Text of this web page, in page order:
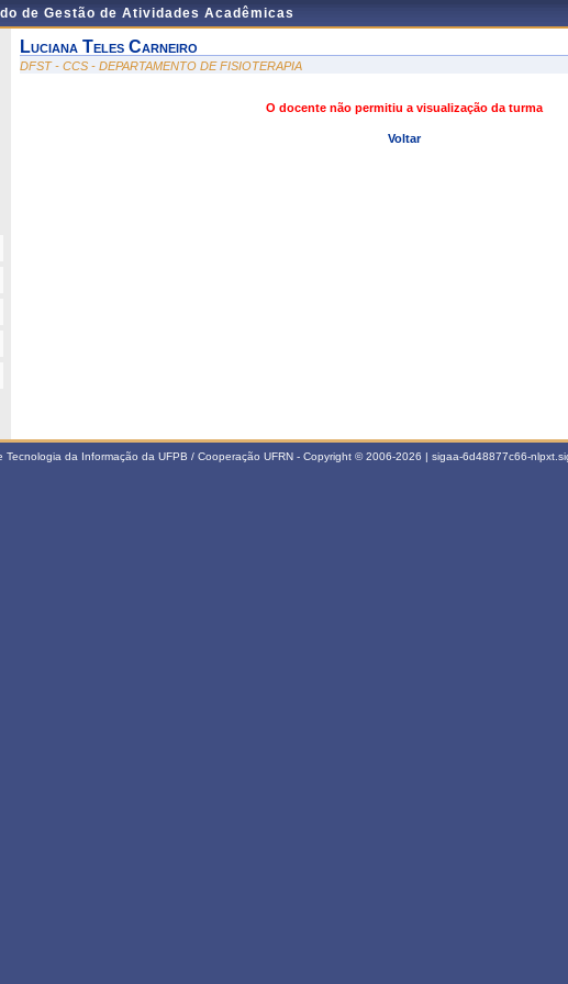
de Gestão de Atividades Acadêmicas
Luciana Teles Carneiro
DFST - CCS - DEPARTAMENTO DE FISIOTERAPIA
O docente não permitiu a visualização da turma
Voltar
Tecnologia da Informação da UFPB / Cooperação UFRN - Copyright © 2006-2026 | sigaa-6d48877c66-